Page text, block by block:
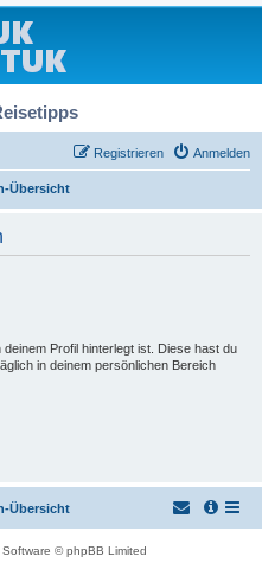
Anmelden
Registrieren
Übersicht
Profil hinterlegt ist. Diese hast du
in deinem persönlichen Bereich
Übersicht
© phpBB Limited